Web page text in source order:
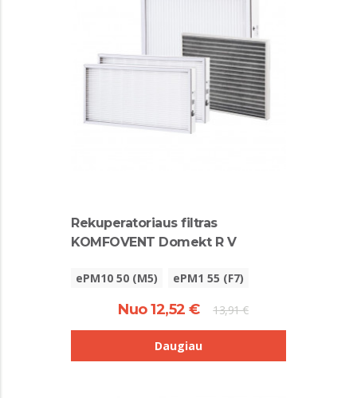
Rekuperatoriaus filtras
KOMFOVENT Domekt R V
ePM10 50 (M5) ePM1 55 (F7)
Nuo 12,52 € 13,91 €
Daugiau